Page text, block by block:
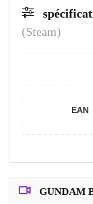
(Steam)
EAN
GUNDAM